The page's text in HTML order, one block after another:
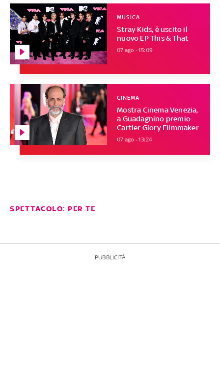
Stray Kids, è uscito il
nuovo EP This & That
MUSICA
07 ago - 15:09
Mostra Cinema Venezia,
a Guadagnino premio
Cartier Glory Filmmaker
CINEMA
07 ago - 13:24
SPETTACOLO: PER TE
PUBBLICITÀ